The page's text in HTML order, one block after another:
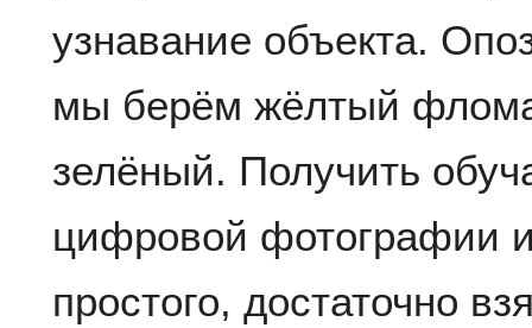
узнавание объекта.
мы берём жёлтый
зелёный. Получить
цифровой фотографии
простого, достаточно